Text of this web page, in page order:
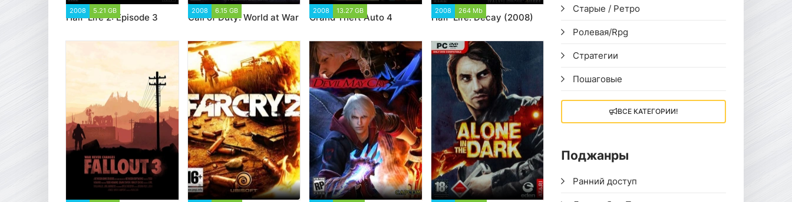
2008 5.21 GB
Half-Life 2: Episode 3
2008 6.15 GB
Call of Duty: World at War
2008 13.27 GB
Grand Theft Auto 4
2008 264 Mb
Half-Life: Decay (2008)
Старые / Ретро
Ролевая/Rpg
Стратегии
Пошаговые
ВСЕ КАТЕГОРИИ!
Поджанры
Ранний доступ